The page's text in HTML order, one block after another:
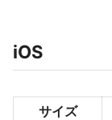
iOS
サイズ